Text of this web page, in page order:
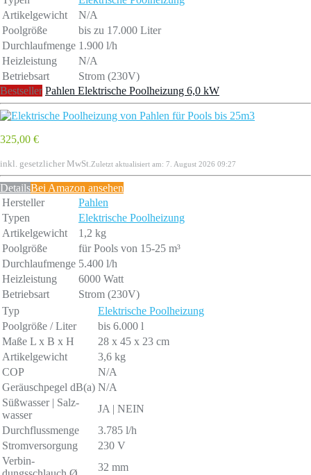
Artikelgewicht
N/A
Poolgrö­ße
bis zu 17.000 Liter
Durchlaufmenge 1.900 l/h
Heizleistung
N/A
Betriebsart
Strom (230V)
Bestseller Pahlen Elektrische Poolheizung 6,0 kW
325,00 €
inkl. gesetzlicher MwSt. Zuletzt aktualisiert am: 7. August 2026 09:27
DetailsBei Amazon ansehen
Hersteller
Pahlen
Typen
Elektrische Poolheizung
Artikelgewicht
1,2 kg
Poolgrö­ße
für Pools von 15-25 m³
Durchlaufmenge 5.400 l/h
Heizleistung
6000 Watt
Betriebsart
Strom (230V)
Typ
Elektrische Poolheizung
Poolgröße / Liter
bis 6.000 l
Maße L x B x H
28 x 45 x 23 cm
Artikelgewicht
3,6 kg
COP
N/A
Geräuschpegel dB(a) N/A
Süß­was­ser | Salz­
was­ser
JA | NEIN
Durch­fluss­men­ge
3.785 l/h
Stromversorgung
230 V
Ver­bin­
32 mm